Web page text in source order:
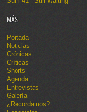
MÁS
Portada
Noticias
Crónicas
Críticas
Shorts
Agenda
Entrevistas
Galería
¿Recordamos?